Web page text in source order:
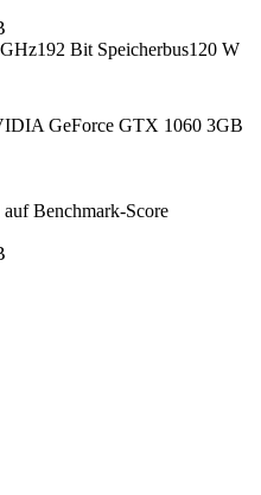
192 Bit Speicherbus120 W
GeForce GTX 1060 3GB
Benchmark-Score